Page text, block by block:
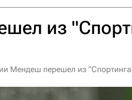
из
Мендеш перешел из